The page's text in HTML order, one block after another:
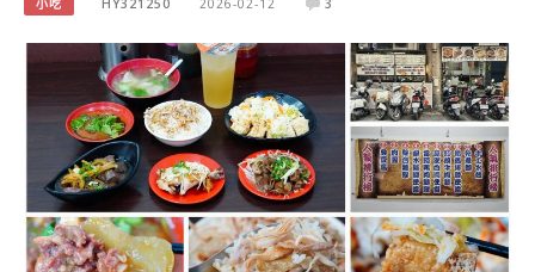
小吃 HY321250 2026-02-12 3